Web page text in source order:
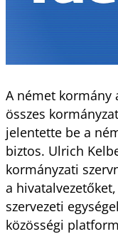
A német kormány
összes
jelentette be a
biztos. Ulrich
kormányzati
a
szervezeti
közösségi